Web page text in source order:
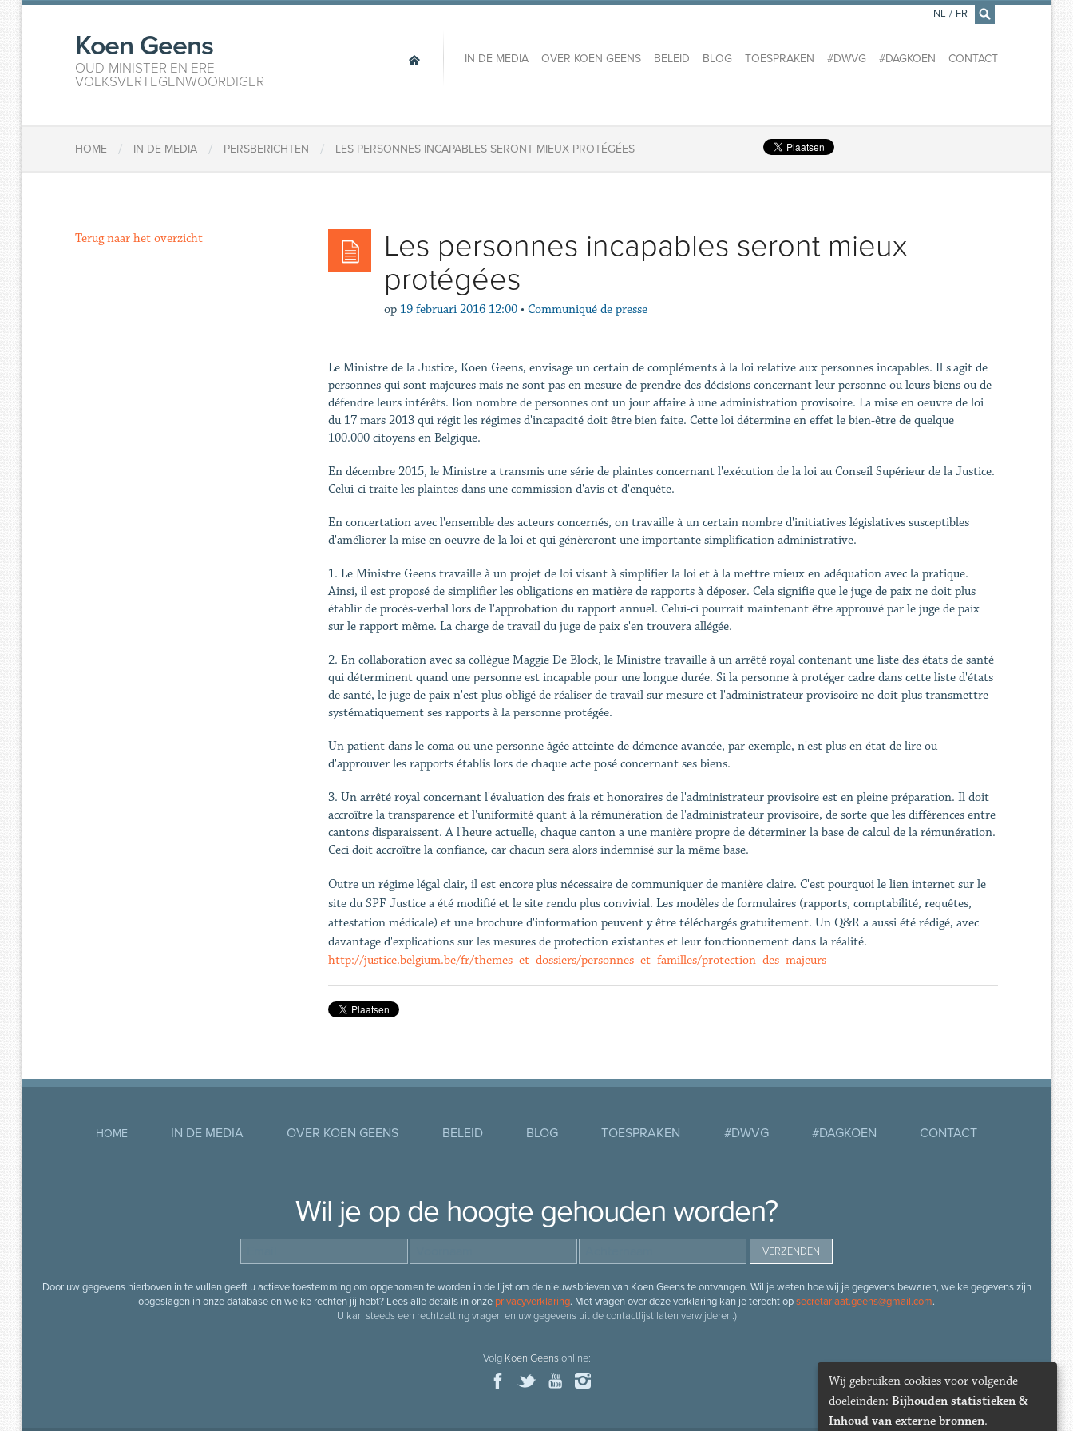
×
Koen Geens
OUD-MINISTER EN ERE-
VOLKSVERTEGENWOORDIGER
IN DE MEDIA OVER KOEN GEENS BELEID BLOG TOESPRAKEN #DWVG #DAGKOEN CONTACT
NL / FR
HOME / IN DE MEDIA / PERSBERICHTEN / LES PERSONNES INCAPABLES SERONT MIEUX PROTÉGÉES
Les personnes incapables seront mieux
protégées
op 19 februari 2016 12:00 • Communiqué de presse
Le Ministre de la Justice, Koen Geens, envisage un certain de compléments à la loi relative aux personnes incapables. Il s'agit de
personnes qui sont majeures mais ne sont pas en mesure de prendre des décisions concernant leur personne ou leurs biens ou de
défendre leurs intérêts. Bon nombre de personnes ont un jour affaire à une administration provisoire. La mise en oeuvre de loi
du 17 mars 2013 qui régit les régimes d'incapacité doit être bien faite. Cette loi détermine en effet le bien-être de quelque
100.000 citoyens en Belgique.
En décembre 2015, le Ministre a transmis une série de plaintes concernant l'exécution de la loi au Conseil Supérieur de la Justice.
Celui-ci traite les plaintes dans une commission d'avis et d'enquête.
En concertation avec l'ensemble des acteurs concernés, on travaille à un certain nombre d'initiatives législatives susceptibles
d'améliorer la mise en oeuvre de la loi et qui génèreront une importante simplification administrative.
1. Le Ministre Geens travaille à un projet de loi visant à simplifier la loi et à la mettre mieux en adéquation avec la pratique.
Ainsi, il est proposé de simplifier les obligations en matière de rapports à déposer. Cela signifie que le juge de paix ne doit plus
établir de procès-verbal lors de l'approbation du rapport annuel. Celui-ci pourrait maintenant être approuvé par le juge de paix
sur le rapport même. La charge de travail du juge de paix s'en trouvera allégée.
2. En collaboration avec sa collègue Maggie De Block, le Ministre travaille à un arrêté royal contenant une liste des états de santé
qui déterminent quand une personne est incapable pour une longue durée. Si la personne à protéger cadre dans cette liste d'états
de santé, le juge de paix n'est plus obligé de réaliser de travail sur mesure et l'administrateur provisoire ne doit plus transmettre
systématiquement ses rapports à la personne protégée.
Un patient dans le coma ou une personne âgée atteinte de démence avancée, par exemple, n'est plus en état de lire ou
d'approuver les rapports établis lors de chaque acte posé concernant ses biens.
3. Un arrêté royal concernant l'évaluation des frais et honoraires de l'administrateur provisoire est en pleine préparation. Il doit
accroître la transparence et l'uniformité quant à la rémunération de l'administrateur provisoire, de sorte que les différences entre
cantons disparaissent. A l'heure actuelle, chaque canton a une manière propre de déterminer la base de calcul de la rémunération.
Ceci doit accroître la confiance, car chacun sera alors indemnisé sur la même base.
Outre un régime légal clair, il est encore plus nécessaire de communiquer de manière claire. C'est pourquoi le lien internet sur le
site du SPF Justice a été modifié et le site rendu plus convivial. Les modèles de formulaires (rapports, comptabilité, requêtes,
attestation médicale) et une brochure d'information peuvent y être téléchargés gratuitement. Un Q&R a aussi été rédigé, avec
davantage d'explications sur les mesures de protection existantes et leur fonctionnement dans la réalité.
http://justice.belgium.be/fr/themes_et_dossiers/personnes_et_familles/protection_des_majeurs
Terug naar het overzicht
HOME IN DE MEDIA OVER KOEN GEENS BELEID BLOG TOESPRAKEN #DWVG #DAGKOEN CONTACT
Wil je op de hoogte gehouden worden?
Door uw gegevens hierboven in te vullen geeft u actieve toestemming om opgenomen te worden in de lijst om de nieuwsbrieven van Koen Geens te ontvangen. Wil je weten hoe wij je gegevens bewaren, welke gegevens zijn
opgeslagen in onze database en welke rechten jij hebt? Lees alle details in onze privacyverklaring. Met vragen over deze verklaring kan je terecht opsecretariaat.geens@gmail.com.
U kan steeds een rechtzetting vragen en uw gegevens uit de contactlijst laten verwijderen.)
Volg Koen Geensonline:
Wij gebruiken cookies voor volgende
doeleinden: Bijhouden statistieken &
Inhoud van externe bronnen.